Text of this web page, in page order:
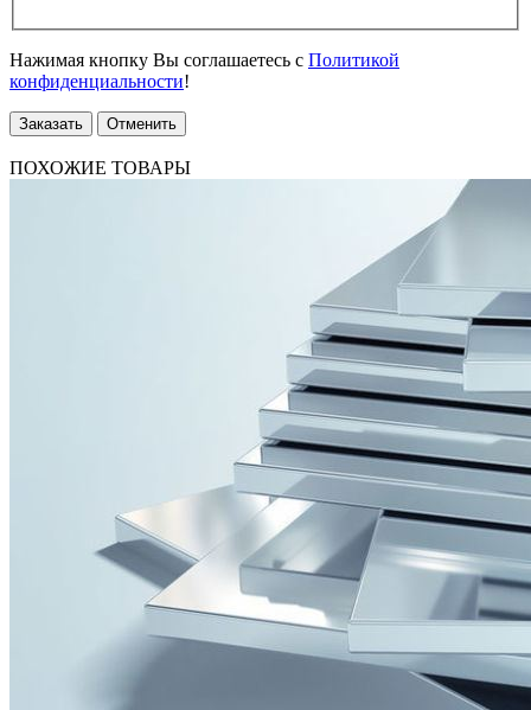
Нажимая кнопку Вы соглашаетесь с Политикой
конфиденциальности!
Заказать Отменить
ПОХОЖИЕ ТОВАРЫ